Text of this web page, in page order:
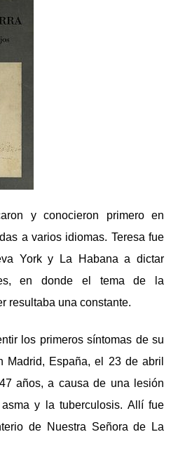
y conocieron primero en
a varios idiomas. Teresa fue
York y La Habana a dictar
en donde el tema de la
resultaba una constante.
los primeros síntomas de su
Madrid, España, el 23 de abril
años, a causa de una lesión
y la tuberculosis. Allí fue
de Nuestra Señora de La